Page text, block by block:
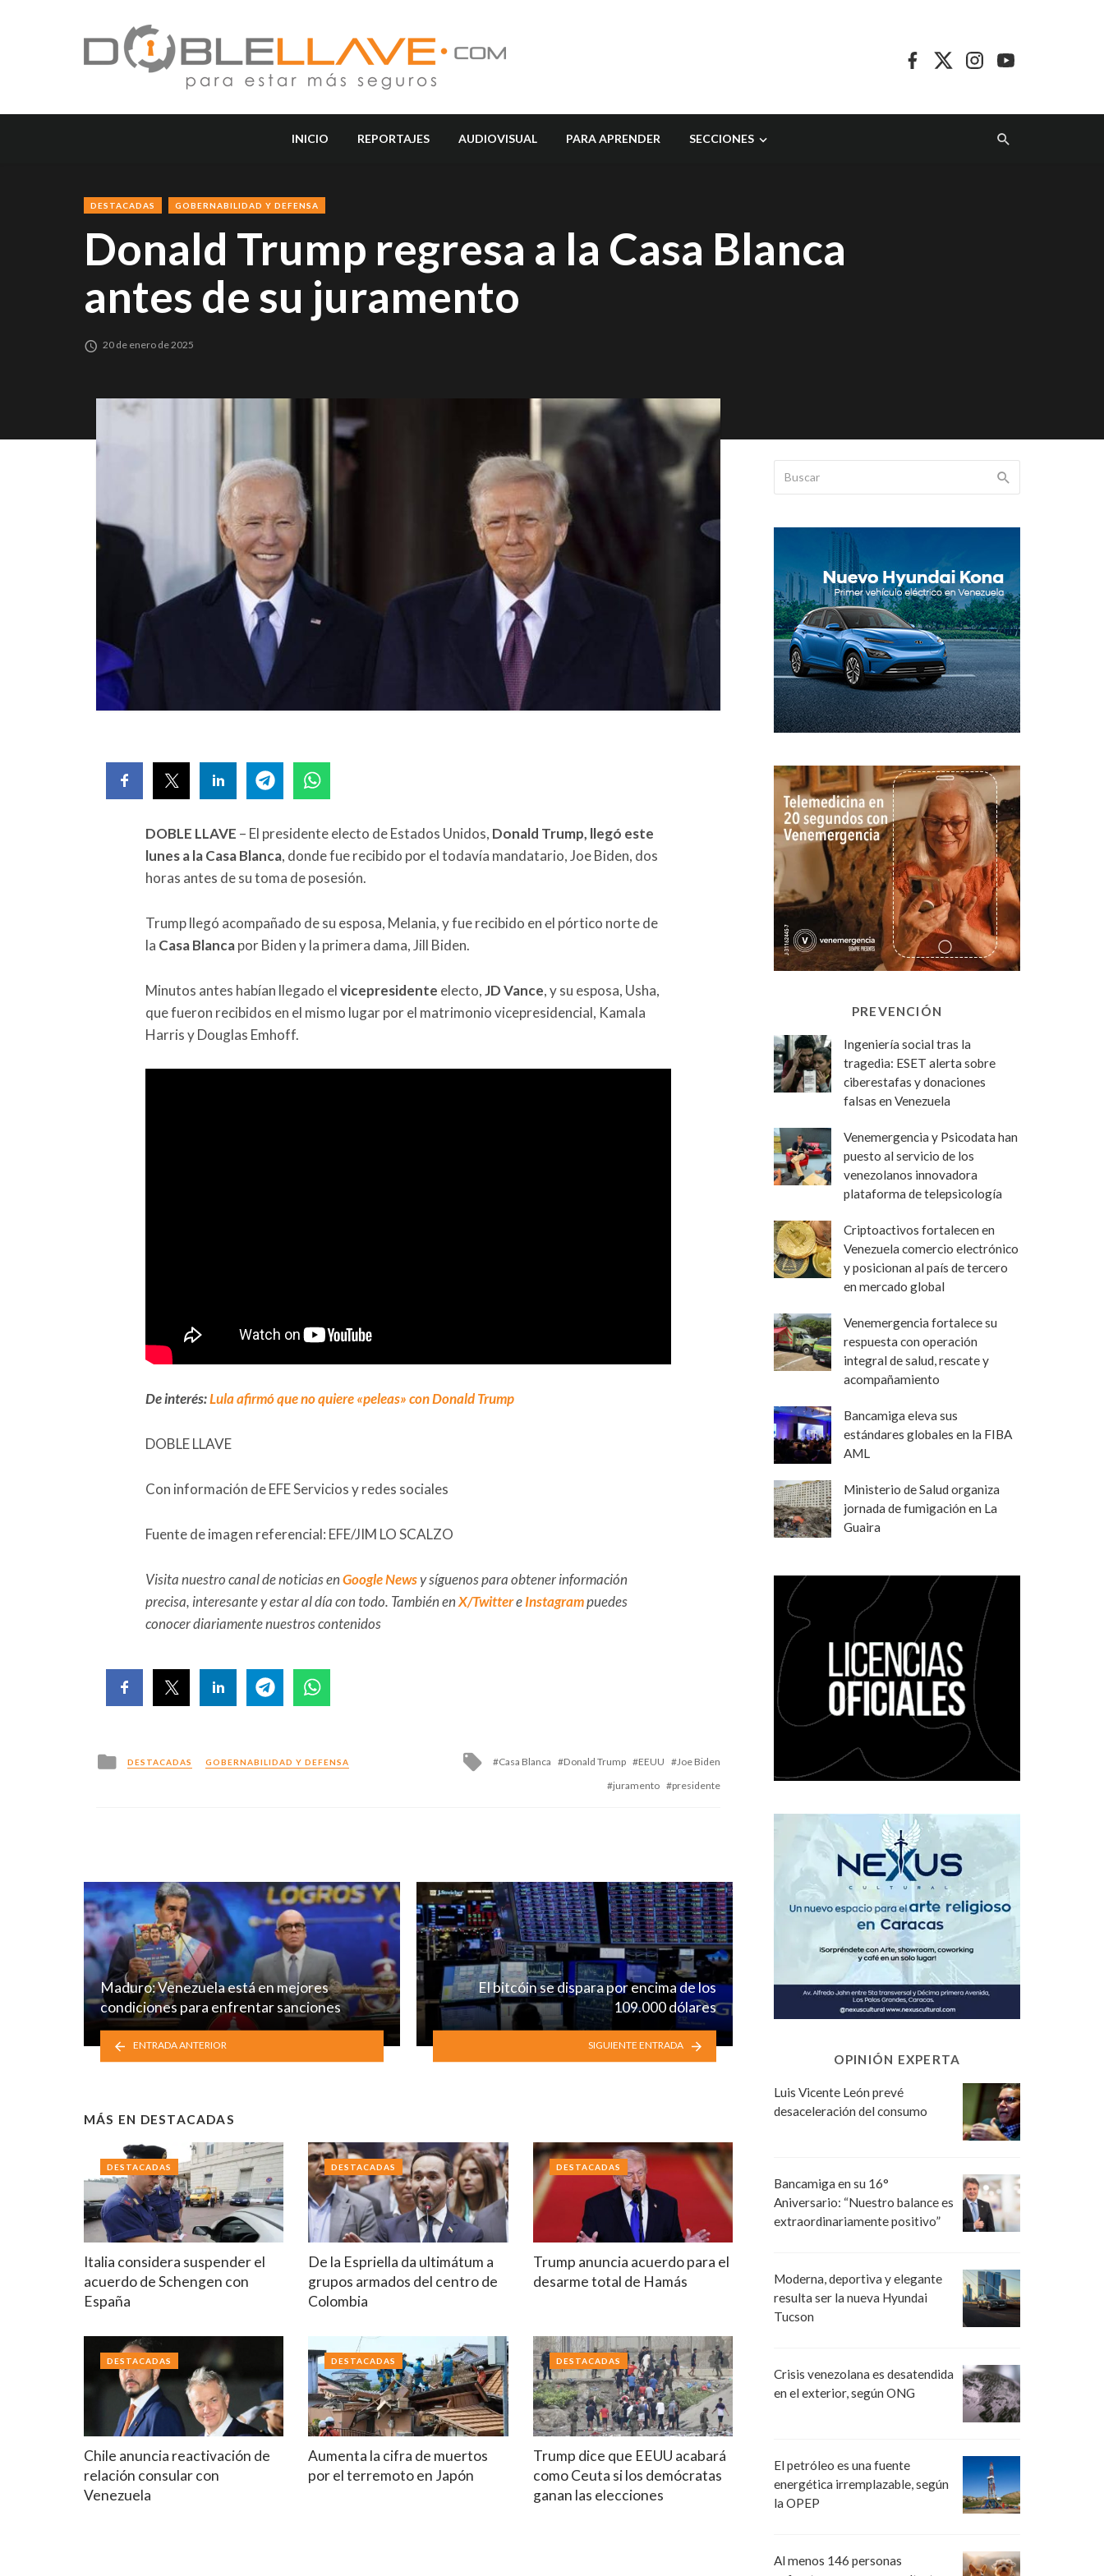
INICIO REPORTAJES AUDIOVISUAL PARA APRENDER SECCIONES
DESTACADAS GOBERNABILIDAD Y DEFENSA
Donald Trump regresa a la Casa Blanca
antes de su juramento
20 de enero de 2025
DOBLE LLAVE – El presidente electo de Estados Unidos, Donald Trump, llegó este
lunes a la Casa Blanca, donde fue recibido por el todavía mandatario, Joe Biden, dos
horas antes de su toma de posesión.
Trump llegó acompañado de su esposa, Melania, y fue recibido en el pórtico norte de
la Casa Blancapor Biden y la primera dama, Jill Biden.
Minutos antes habían llegado elvicepresidente electo,JD Vance, y su esposa, Usha,
que fueron recibidos en el mismo lugar por el matrimonio vicepresidencial, Kamala
Harris y Douglas Emhoff.
De interés:Lula afirmó que no quiere «peleas» con Donald Trump
DOBLE LLAVE
Con información de EFE Servicios y redes sociales
Fuente de imagen referencial: EFE/JIM LO SCALZO
Visita nuestro canal de noticias enGoogle Newsy síguenos para obtener información
precisa, interesante y estar al día con todo. También enX/TwittereInstagrampuedes
conocer diariamente nuestros contenidos
Posted
in
DESTACADAS GOBERNABILIDAD Y DEFENSA
Tagged
with
Casa Blanca Donald Trump EEUU
Joe Biden
juramento
presidente
Maduro: Venezuela está en mejores
condiciones para enfrentar sanciones
ENTRADA ANTERIOR
El bitcóin se dispara por encima de los
109.000 dólares
SIGUIENTE ENTRADA
MÁS EN DESTACADAS
Italia considera suspender el
acuerdo de Schengen con
España
DESTACADAS
De la Espriella da ultimátum a
grupos armados del centro de
Colombia
DESTACADAS
Trump anuncia acuerdo para el
desarme total de Hamás
DESTACADAS
Chile anuncia reactivación de
relación consular con
Venezuela
DESTACADAS
Aumenta la cifra de muertos
por el terremoto en Japón
DESTACADAS
Trump dice que EEUU acabará
como Ceuta si los demócratas
ganan las elecciones
DESTACADAS
PREVENCIÓN
Ingeniería social tras la
tragedia: ESET alerta sobre
ciberestafas y donaciones
falsas en Venezuela
Venemergencia y Psicodata han
puesto al servicio de los
venezolanos innovadora
plataforma de telepsicología
Criptoactivos fortalecen en
Venezuela comercio electrónico
y posicionan al país de tercero
en mercado global
Venemergencia fortalece su
respuesta con operación
integral de salud, rescate y
acompañamiento
Bancamiga eleva sus
estándares globales en la FIBA
AML
Ministerio de Salud organiza
jornada de fumigación en La
Guaira
OPINIÓN EXPERTA
Luis Vicente León prevé
desaceleración del consumo
Bancamiga en su 16°
Aniversario: “Nuestro balance es
extraordinariamente positivo”
Moderna, deportiva y elegante
resulta ser la nueva Hyundai
Tucson
Crisis venezolana es desatendida
en el exterior, según ONG
El petróleo es una fuente
energética irremplazable, según
la OPEP
Al menos 146 personas